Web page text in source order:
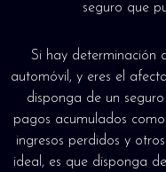
seguro que
Si hay determinación
automóvil, y eres el
disponga de un
pagos acumulados
ingresos perdidos y
ideal, es que disponga